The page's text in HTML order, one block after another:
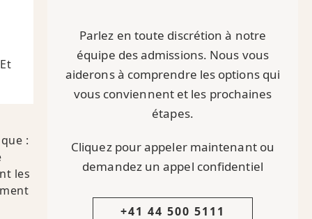
:
les
Parlez en toute discrétion à notre
équipe des admissions. Nous vous
aiderons à comprendre les options qui
vous conviennent et les prochaines
étapes.
Cliquez pour appeler maintenant ou
demandez un appel confidentiel
+41 44 500 5111